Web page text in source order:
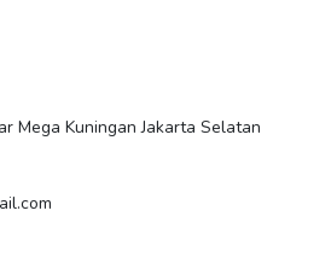
Mega Kuningan Jakarta Selatan